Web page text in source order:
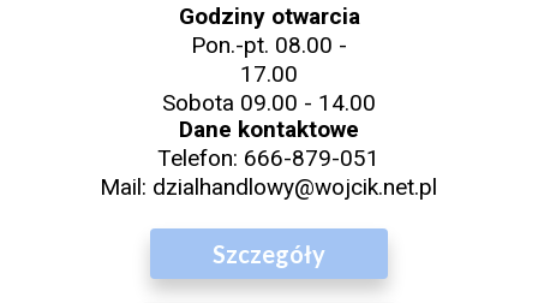
Szczegóły
Godziny otwarcia
Pon.-pt. 08.00 -
17.00
Sobota 09.00 - 14.00
Dane kontaktowe
Telefon: 666-879-051
Mail: dzialhandlowy@wojcik.net.pl